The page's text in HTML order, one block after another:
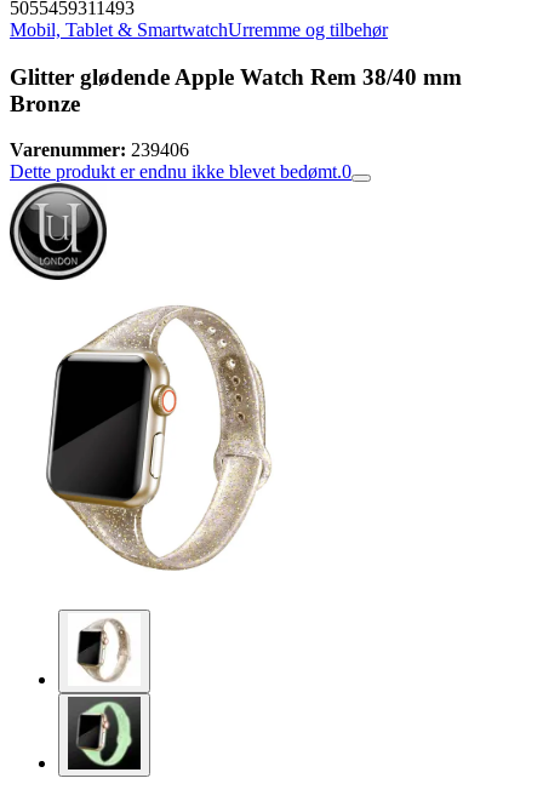
5055459311493
Mobil, Tablet & SmartwatchUrremme og tilbehør
Glitter glødende Apple Watch Rem 38/40 mm
Bronze
Varenummer: 239406
Dette produkt er endnu ikke blevet bedømt.0